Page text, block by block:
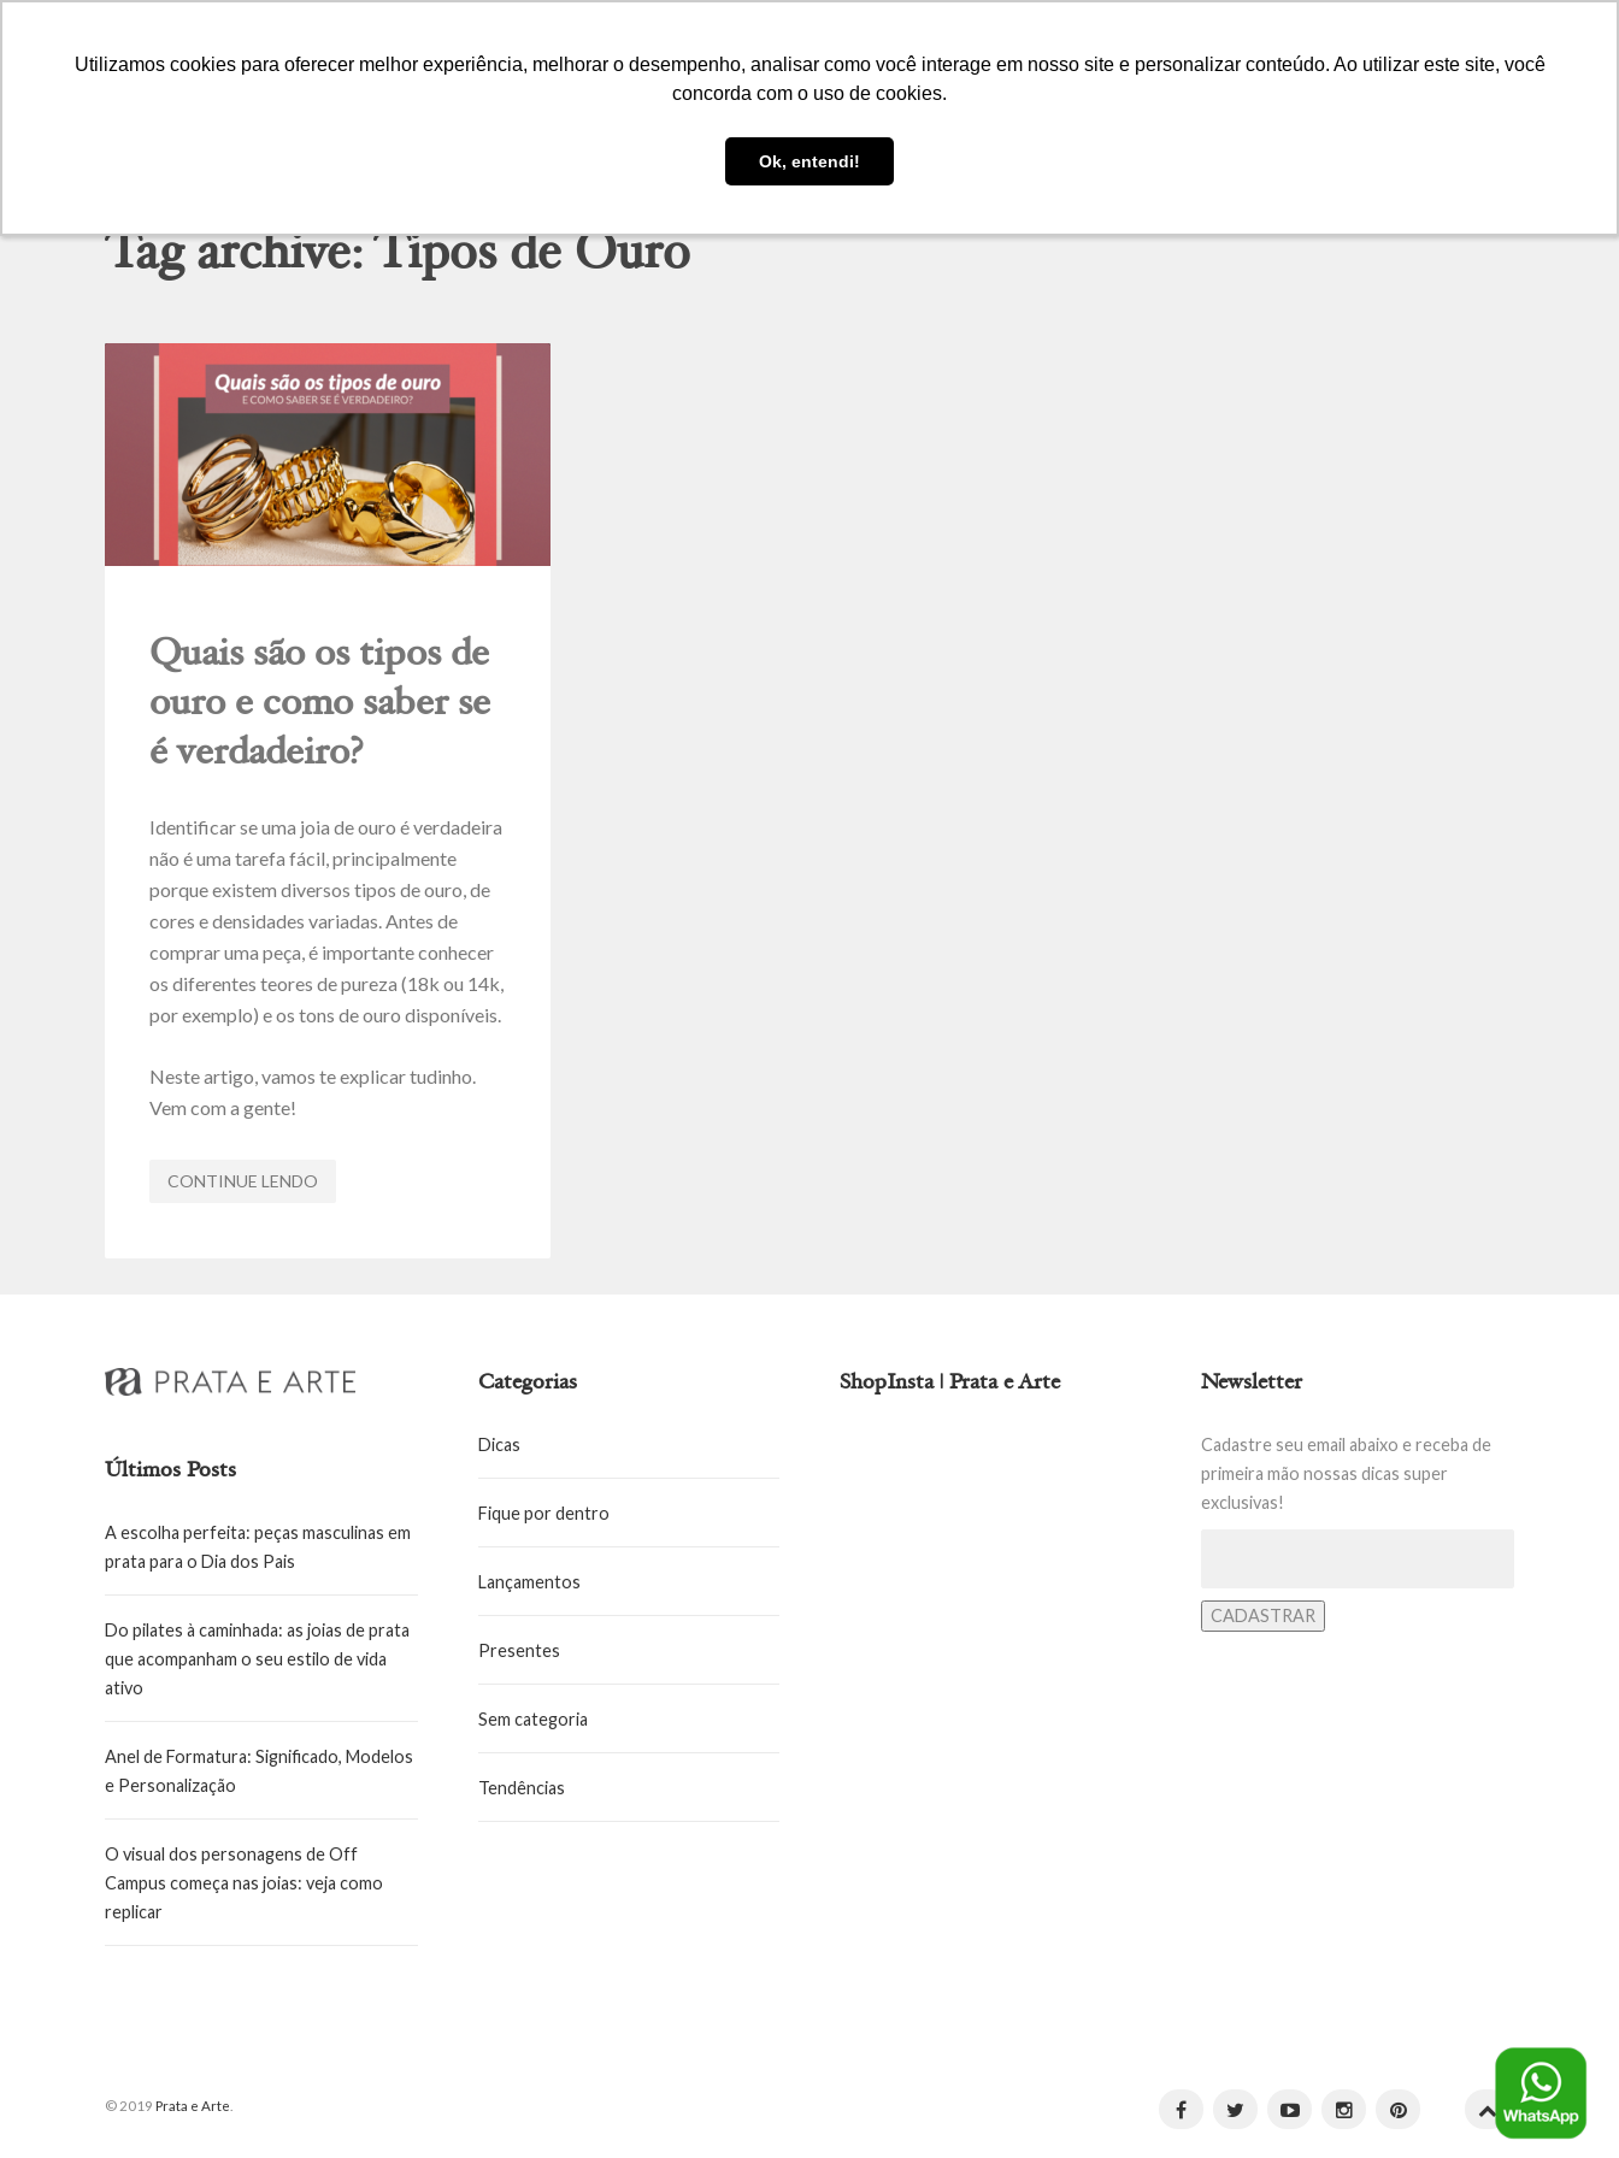
Utilizamos cookies para oferecer melhor experiência, melhorar o desempenho, analisar como você interage em nosso site e personalizar conteúdo. Ao utilizar este site, você
concorda com o uso de cookies.
Ok, entendi!
Utilizamos cookies para oferecer melhor experiência, melhorar o desempenho, analisar como você interage em nosso site e personalizar conteúdo. Ao utilizar este site, você
concorda com o uso de cookies.
Ok, entendi!
LOJA FIQUE POR DENTRO PRESENTES LANÇAMENTOS DICAS CONTATO
Tag archive: Tipos de Ouro
Quais são os tipos de
ouro e como saber se
é verdadeiro?
Identificar se uma joia de ouro é verdadeira
não é uma tarefa fácil, principalmente
porque existem diversos tipos de ouro, de
cores e densidades variadas. Antes de
comprar uma peça, é importante conhecer
os diferentes teores de pureza (18k ou 14k,
por exemplo) e os tons de ouro disponíveis.
Neste artigo, vamos te explicar tudinho.
Vem com a gente!
CONTINUE LENDO
Últimos Posts
A escolha perfeita: peças masculinas em
prata para o Dia dos Pais
Do pilates à caminhada: as joias de prata
que acompanham o seu estilo de vida
ativo
Anel de Formatura: Significado, Modelos
e Personalização
O visual dos personagens de Off
Campus começa nas joias: veja como
replicar
Categorias
Dicas
Fique por dentro
Lançamentos
Presentes
Sem categoria
Tendências
ShopInsta | Prata e Arte Newsletter
Cadastre seu email abaixo e receba de
primeira mão nossas dicas super
exclusivas!
© 2019 Prata e Arte